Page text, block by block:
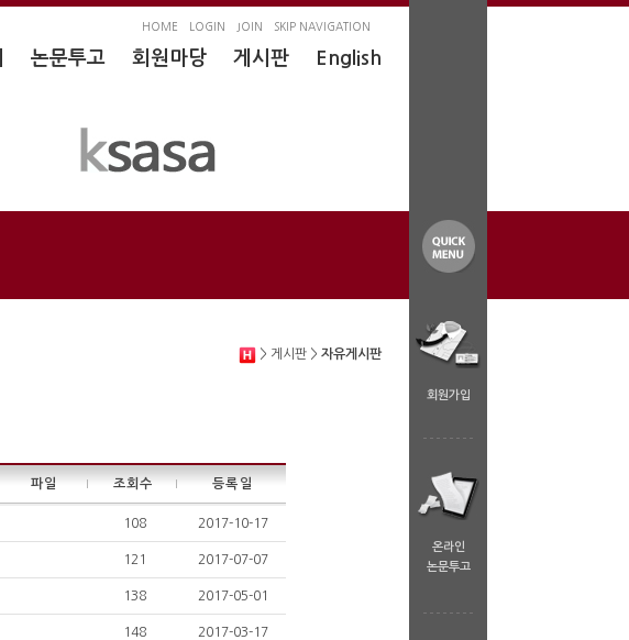
HOME LOGIN JOIN SKIP NAVIGATION
논문투고 회원마당 게시판 English
회원가입
온라인
논문투고
> 게시판 > 자유게시판
파일 조회수 등록일
108 2017-10-17
121 2017-07-07
138 2017-05-01
148 2017-03-17